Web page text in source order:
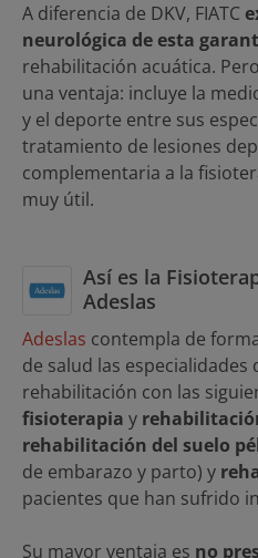
A diferencia de DKV, FIATC
neurológica de esta
rehabilitación acuática.
una ventaja: incluye la
y el deporte entre sus
tratamiento de lesiones
complementaria a la
muy útil.
Así es la
Adeslas
Adeslas contempla de
de salud las especialidades
rehabilitación con las
fisioterapia y
rehabilitación del suelo
de embarazo y parto) y
pacientes que han sufrido
Su mayor ventaja es no